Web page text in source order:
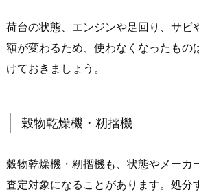
荷台の状態、エンジンや足回り、サビ
額が変わるため、使わなくなったもの
けておきましょう。
穀物乾燥機・籾摺機
穀物乾燥機・籾摺機も、状態やメーカ
査定対象になることがあります。処分